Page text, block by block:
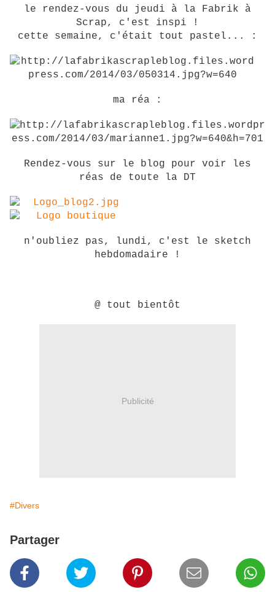
le rendez-vous du jeudi à la Fabrik à
Scrap, c'est inspi !
cette semaine, c'était tout pastel... :
ma réa :
Rendez-vous sur le blog pour voir les
réas de toute la DT
n'oubliez pas, lundi, c'est le sketch
hebdomadaire !
@ tout bientôt
Publicité
#Divers
Partager